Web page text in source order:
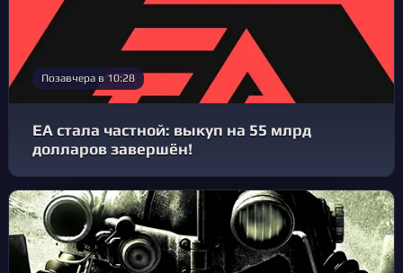
Позавчера в 10:28
EA стала частной: выкуп на 55 млрд
долларов завершён!